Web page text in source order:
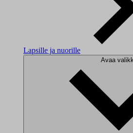
Lapsille ja nuorille
Avaa